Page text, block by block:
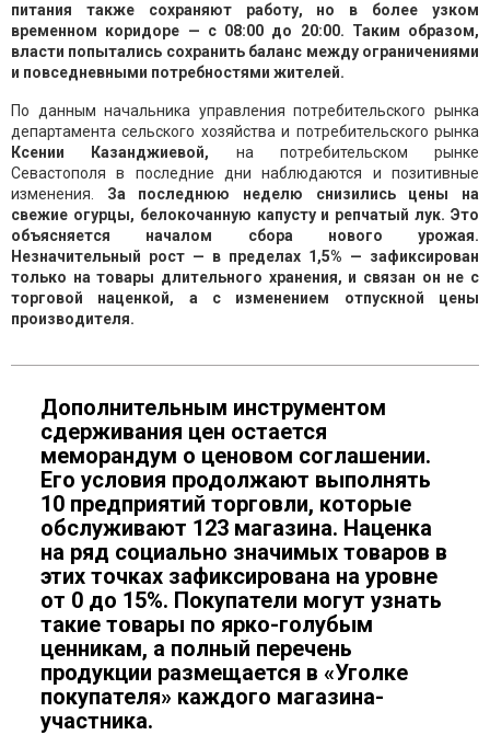
питания также сохраняют работу, но в более узком
временном коридоре — с 08:00 до 20:00. Таким образом,
власти попытались сохранить баланс между ограничениями
и повседневными потребностями жителей.
По данным начальника управления потребительского рынка
департамента сельского хозяйства и потребительского рынка
Ксении Казанджиевой, на потребительском рынке
Севастополя в последние дни наблюдаются и позитивные
изменения. За последнюю неделю снизились цены на
свежие огурцы, белокочанную капусту и репчатый лук. Это
объясняется началом сбора нового урожая.
Незначительный рост — в пределах 1,5% — зафиксирован
только на товары длительного хранения, и связан он не с
торговой наценкой, а с изменением отпускной цены
производителя.
Дополнительным инструментом
сдерживания цен остается
меморандум о ценовом соглашении.
Его условия продолжают выполнять
10 предприятий торговли, которые
обслуживают 123 магазина. Наценка
на ряд социально значимых товаров в
этих точках зафиксирована на уровне
от 0 до 15%. Покупатели могут узнать
такие товары по ярко-голубым
ценникам, а полный перечень
продукции размещается в «Уголке
покупателя» каждого магазина-
участника.